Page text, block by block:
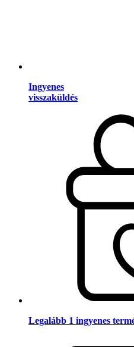
Ingyenes
visszaküldés
Legalább 1 ingyenes